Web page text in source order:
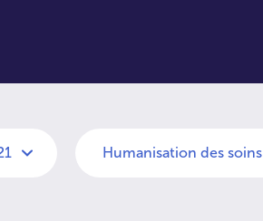
Humanisation des soins